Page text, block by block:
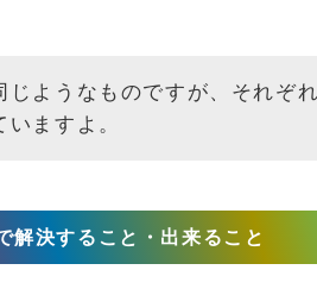
じようなものですが、それぞ
ますよ。
解決すること・出来ること